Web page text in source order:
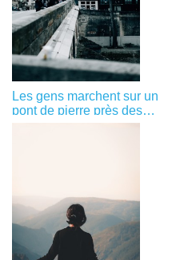
Les gens marchent sur un
pont de pierre près des
bâtiments Photo